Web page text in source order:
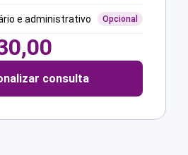
e administrativo Opcional
consulta